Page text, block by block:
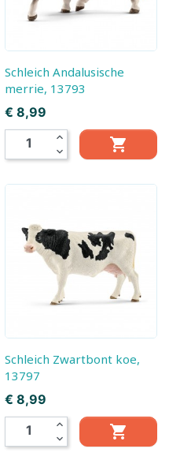
Schleich Andalusische
merrie, 13793
Prijs
€ 8,99
expand_less
expand_more

Schleich Zwartbont koe,
13797
Prijs
€ 8,99
expand_less
expand_more
